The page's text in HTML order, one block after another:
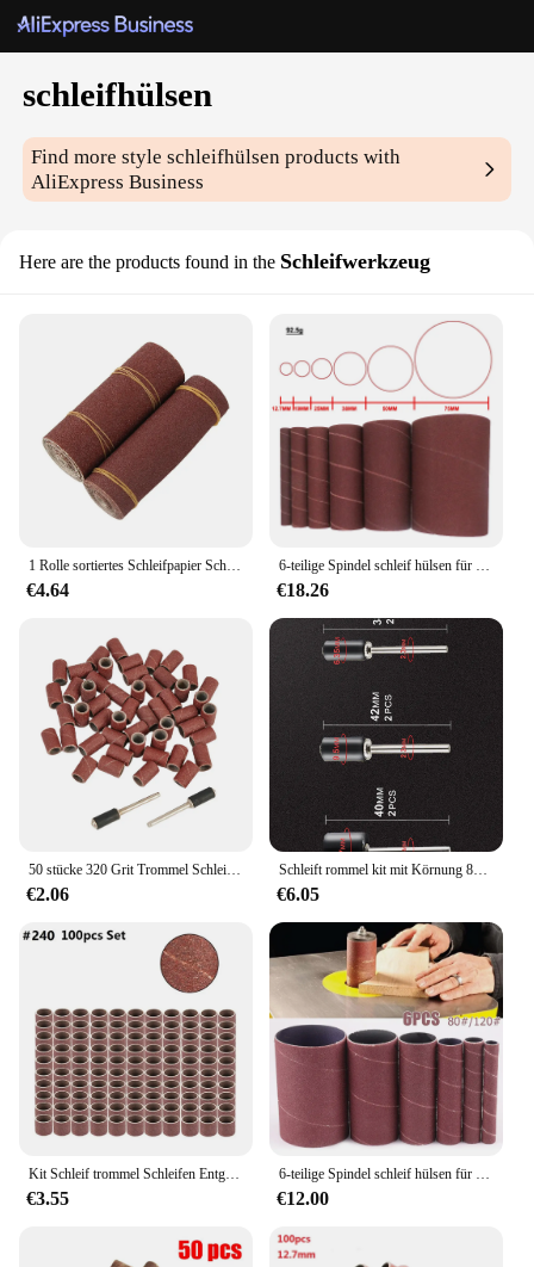
schleifhülsen
Find more styleschleifhülsen products with
AliExpress Business
Here are the products found in the Schleifwerkzeug
1 Rolle sortiertes Schleifpapier Schleifpapier mit Körnung 80-100 Körnung Spindel schleif hülsen oszillieren der Schleifer Metall Holz bearbeitung Poliers chleif werkzeuge
€4.64
6-teilige Spindel schleif hülsen für oszillieren den Schleifer, Aluminiumoxid-Schleifpapier mit Körnung 120/240 zum Polieren von Metall holz
€18.26
50 stücke 320 Grit Trommel Schleifen Bands Ärmeln + 2 stücke Dorne Set Sanding Band Für Elektrische Mini Winkel Grinder schleifen Dreh Werkzeug
€2.06
Schleift rommel kit mit Körnung 80-100 für Dremel-Schleif bänder Hülsen mit Dorn gummi für Rotations werkzeug
€6.05
Kit Schleif trommel Schleifen Entgraten 1/2 Zoll Carbo rundum Rotations werkzeuge 80/180/240 Körnung Schleif bänder Hülsen gesetzt
€3.55
6-teilige Spindel schleif hülsen für oszillieren den Schleifer 80/120/240 Aluminiumoxid-Schleifpapier für Metall-Holz bearbeitungs polier werkzeug
€12.00